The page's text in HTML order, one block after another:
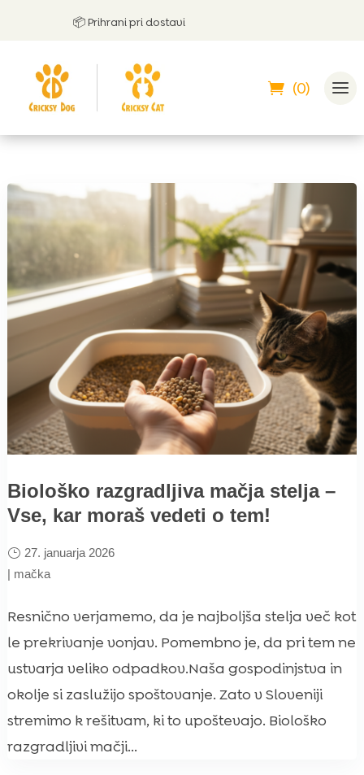
📦 Prihrani pri dostavi
(0)
Biološko razgradljiva mačja stelja –
Vse, kar moraš vedeti o tem!
27. januarja 2026
| mačka
Resnično verjamemo, da je najboljša stelja več kot
le prekrivanje vonjav. Pomembno je, da pri tem ne
ustvarja veliko odpadkov.Naša gospodinjstva in
okolje si zaslužijo spoštovanje. Zato v Sloveniji
stremimo k rešitvam, ki to upoštevajo. Biološko
razgradljivi mačji...